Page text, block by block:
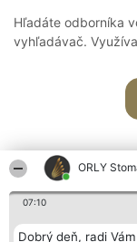
ORLY
07:10
Dobrý deň, radi
Hľadáte odborníka
vyhľadávač.
Organizátor hodnotenia